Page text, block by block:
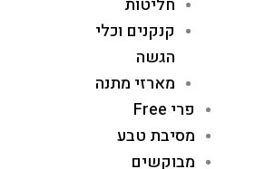
קנקנים וכלי
הגשה
מארזי מתנה
פרי Free
מסיבת טבע
מבוקשים